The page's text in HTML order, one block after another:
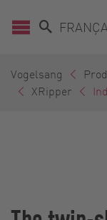
Vogelsang
XRipper